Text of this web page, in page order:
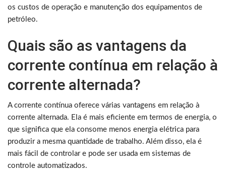
os custos de operação e manutenção dos equipamentos de
petróleo.
Quais são as vantagens da
corrente contínua em relação à
corrente alternada?
A corrente contínua oferece várias vantagens em relação à
corrente alternada. Ela é mais eficiente em termos de energia, o
que significa que ela consome menos energia elétrica para
produzir a mesma quantidade de trabalho. Além disso, ela é
mais fácil de controlar e pode ser usada em sistemas de
controle automatizados.